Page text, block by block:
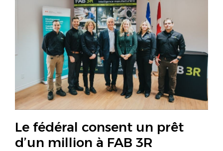
Le fédéral consent un prêt
d’un million à FAB 3R